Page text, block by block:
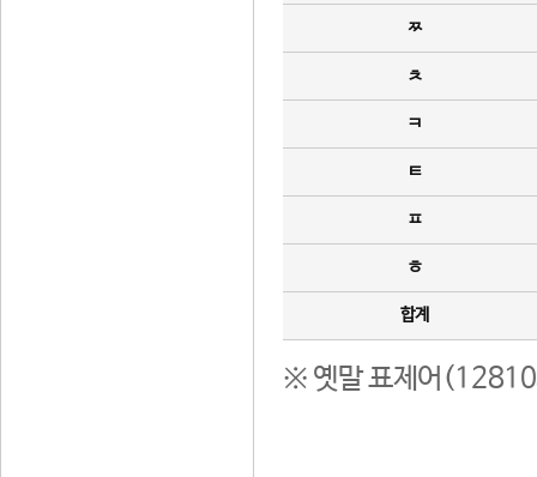
ㅉ
ㅊ
ㅋ
ㅌ
ㅍ
ㅎ
합계
※ 옛말 표제어(12810